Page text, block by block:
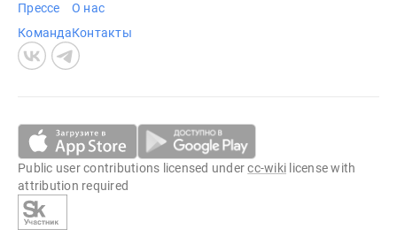
Прессе
Команда
О нас
Контакты
Public user contributions licensed undercc-wiki license with
attribution required